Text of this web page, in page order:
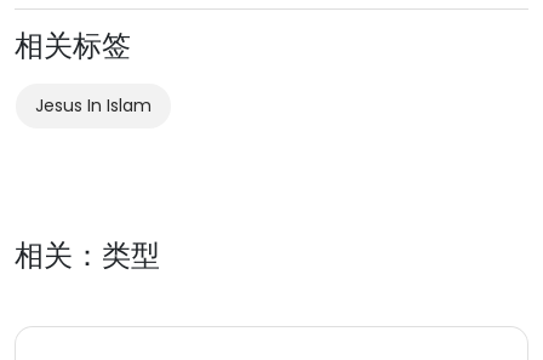
相关标签
Jesus In Islam
相关：类型